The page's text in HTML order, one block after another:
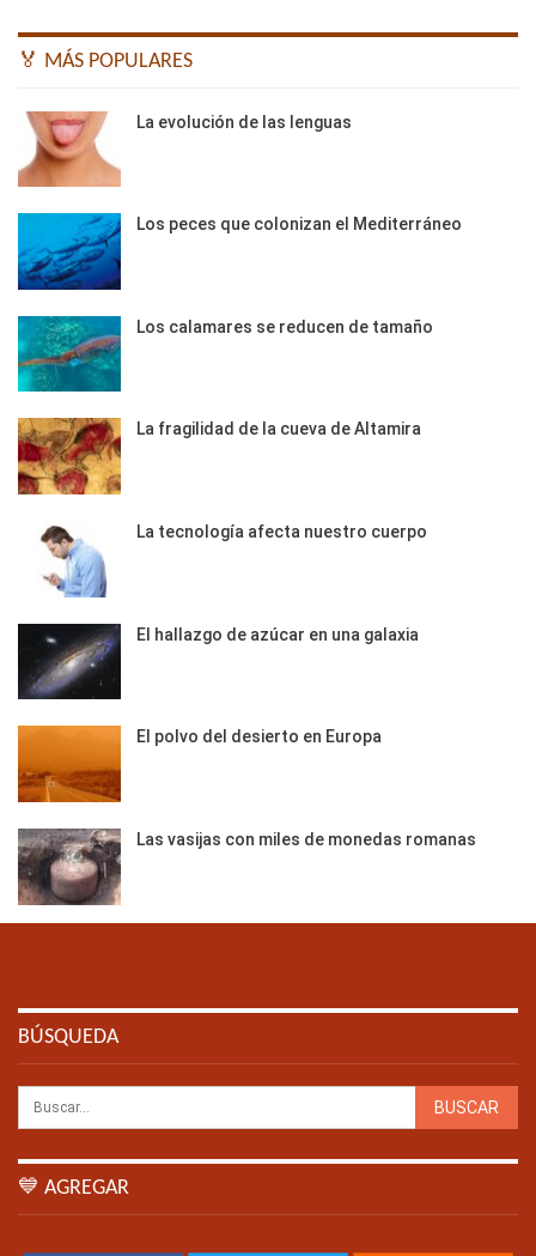
🏅 MÁS POPULARES
La evolución de las lenguas
Los peces que colonizan el Mediterráneo
Los calamares se reducen de tamaño
La fragilidad de la cueva de Altamira
La tecnología afecta nuestro cuerpo
El hallazgo de azúcar en una galaxia
El polvo del desierto en Europa
Las vasijas con miles de monedas romanas
BÚSQUEDA
💙 AGREGAR